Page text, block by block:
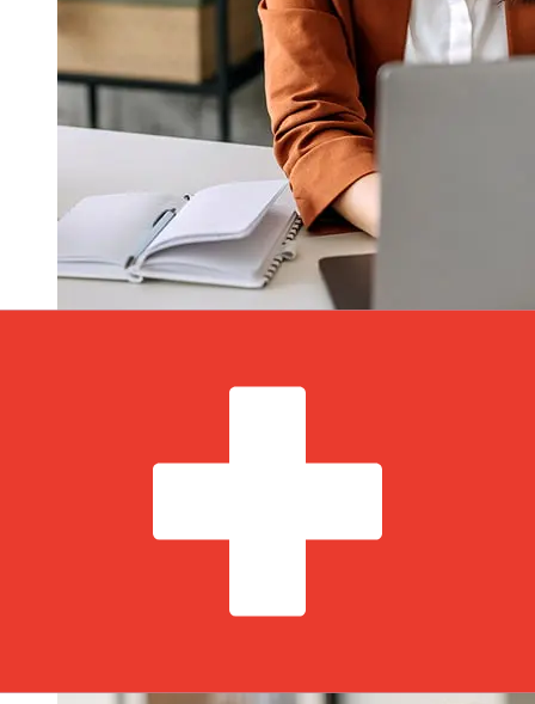
Bank EUR CHF ?
avec APS Bank de Pays membres de l'Euro à Suisse
internationaux prennent de 1 à 5 jours ouvrables. Des
livraison. Vérifiez les délais de APS Bankpour éviter les